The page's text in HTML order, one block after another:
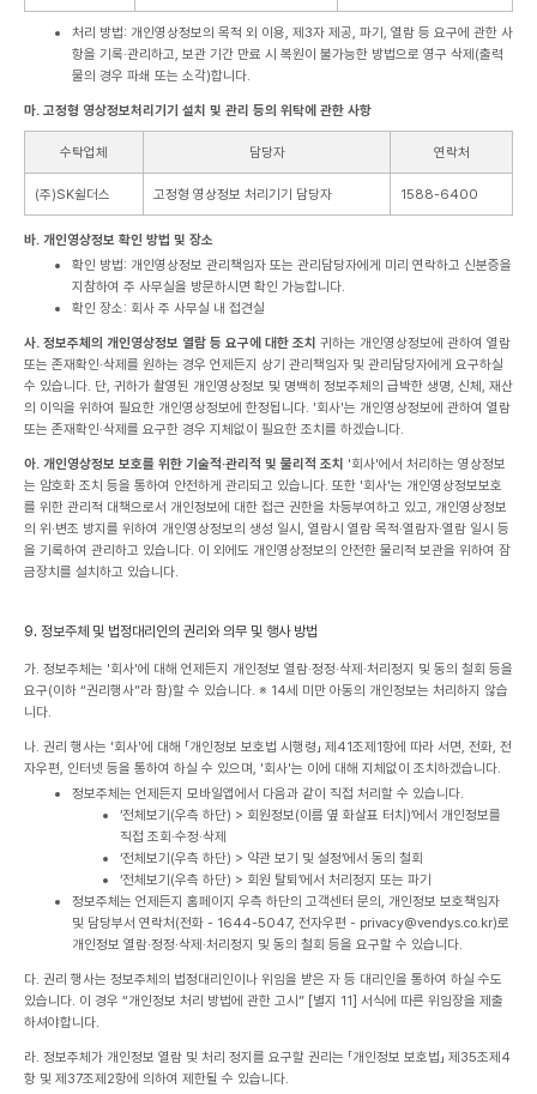
처리 방법: 개인영상정보의 목적 외 이용, 제3자 제공, 파기, 열람 등 요구에 관한 사
항을 기록·관리하고, 보관 기간 만료 시 복원이 불가능한 방법으로 영구 삭제(출력
물의 경우 파쇄 또는 소각)합니다.
마. 고정형 영상정보처리기기 설치 및 관리 등의 위탁에 관한 사항
수탁업체 담당자 연락처
(주)SK쉴더스 고정형 영상정보 처리기기 담당자 1588-6400
바. 개인영상정보 확인 방법 및 장소
확인 방법: 개인영상정보 관리책임자 또는 관리담당자에게 미리 연락하고 신분증을
지참하여 주 사무실을 방문하시면 확인 가능합니다.
확인 장소: 회사 주 사무실 내 접견실
사. 정보주체의 개인영상정보 열람 등 요구에 대한 조치 귀하는 개인영상정보에 관하여 열람
또는 존재확인·삭제를 원하는 경우 언제든지 상기 관리책임자 및 관리담당자에게 요구하실
수 있습니다. 단, 귀하가 촬영된 개인영상정보 및 명백히 정보주체의 급박한 생명, 신체, 재산
의 이익을 위하여 필요한 개인영상정보에 한정됩니다. '회사'는 개인영상정보에 관하여 열람
또는 존재확인·삭제를 요구한 경우 지체없이 필요한 조치를 하겠습니다.
아. 개인영상정보 보호를 위한 기술적·관리적 및 물리적 조치 '회사'에서 처리하는 영상정보
는 암호화 조치 등을 통하여 안전하게 관리되고 있습니다. 또한 '회사'는 개인영상정보보호
를 위한 관리적 대책으로서 개인정보에 대한 접근 권한을 차등부여하고 있고, 개인영상정보
의 위·변조 방지를 위하여 개인영상정보의 생성 일시, 열람시 열람 목적·열람자·열람 일시 등
을 기록하여 관리하고 있습니다. 이 외에도 개인영상정보의 안전한 물리적 보관을 위하여 잠
금장치를 설치하고 있습니다.
9. 정보주체 및 법정대리인의 권리와 의무 및 행사 방법
가. 정보주체는 '회사'에 대해 언제든지 개인정보 열람·정정·삭제·처리정지 및 동의 철회 등을
요구(이하 “권리행사”라 함)할 수 있습니다. ※ 14세 미만 아동의 개인정보는 처리하지 않습
니다.
나. 권리 행사는 '회사'에 대해 「개인정보 보호법 시행령」 제41조제1항에 따라 서면, 전화, 전
자우편, 인터넷 등을 통하여 하실 수 있으며, '회사'는 이에 대해 지체없이 조치하겠습니다.
정보주체는 언제든지 모바일앱에서 다음과 같이 직접 처리할 수 있습니다.
‘전체보기(우측 하단) > 회원정보(이름 옆 화살표 터치)’에서 개인정보를
직접 조회·수정·삭제
‘전체보기(우측 하단) > 약관 보기 및 설정’에서 동의 철회
‘전체보기(우측 하단) > 회원 탈퇴’에서 처리정지 또는 파기
정보주체는 언제든지 홈페이지 우측 하단의 고객센터 문의, 개인정보 보호책임자
및 담당부서 연락처(전화 - 1644-5047, 전자우편 - privacy@vendys.co.kr)로
개인정보 열람·정정·삭제·처리정지 및 동의 철회 등을 요구할 수 있습니다.
다. 권리 행사는 정보주체의 법정대리인이나 위임을 받은 자 등 대리인을 통하여 하실 수도
있습니다. 이 경우 “개인정보 처리 방법에 관한 고시” [별지 11] 서식에 따른 위임장을 제출
하셔야합니다.
라. 정보주체가 개인정보 열람 및 처리 정지를 요구할 권리는 「개인정보 보호법」 제35조제4
항 및 제37조제2항에 의하여 제한될 수 있습니다.